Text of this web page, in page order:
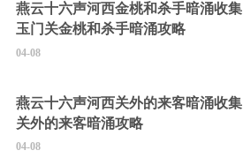
燕云十六声河西金桃和杀手暗涌收集
玉门关金桃和杀手暗涌攻略
04-08
燕云十六声河西关外的来客暗涌收集
关外的来客暗涌攻略
04-08